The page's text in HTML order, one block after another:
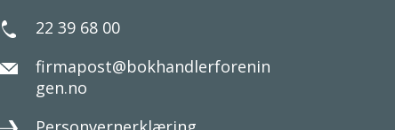
22 39 68 00
firmapost@bokhandlerforenin
gen.no